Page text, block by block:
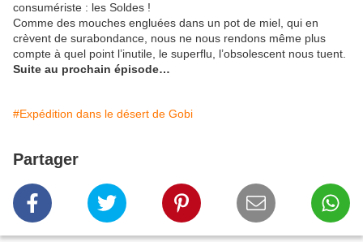
consumériste : les Soldes !
Comme des mouches engluées dans un pot de miel, qui en
crèvent de surabondance, nous ne nous rendons même plus
compte à quel point l’inutile, le superflu, l’obsolescent nous tuent.
Suite au prochain épisode…
#Expédition dans le désert de Gobi
Partager